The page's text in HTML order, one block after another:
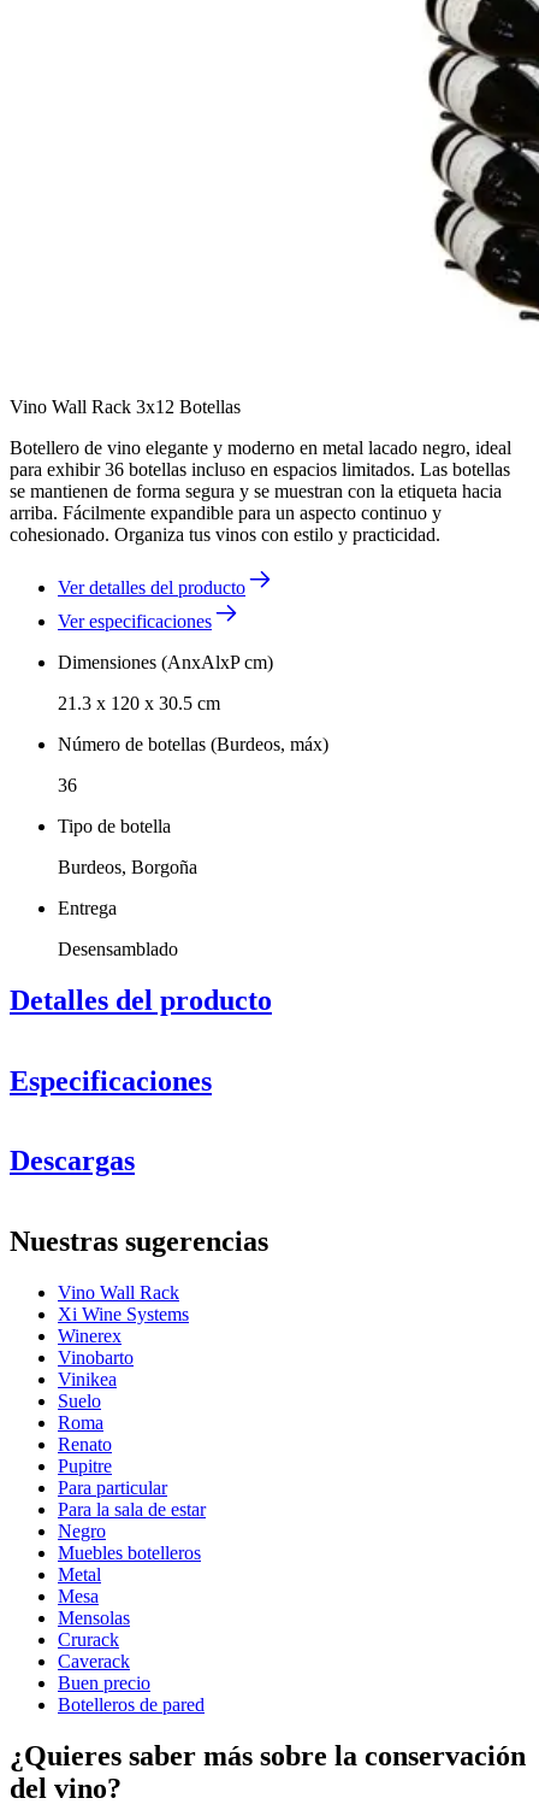
Vino Wall Rack 3x12 Botellas
Botellero de vino elegante y moderno en metal lacado negro, ideal
para exhibir 36 botellas incluso en espacios limitados. Las botellas
se mantienen de forma segura y se muestran con la etiqueta hacia
arriba. Fácilmente expandible para un aspecto continuo y
cohesionado. Organiza tus vinos con estilo y practicidad.
Ver detalles del producto
Ver especificaciones
Dimensiones (AnxAlxP cm)
21.3 x 120 x 30.5 cm
Número de botellas (Burdeos, máx)
36
Tipo de botella
Burdeos, Borgoña
Entrega
Desensamblado
Detalles del producto
Especificaciones
Número de producto
EntregaDesensamblado
ModularSí
ColocaciónPared
Botellas
Número de botellas (Burdeos, máx)
Tipo de botella
Dimensiones (AnxAlxP cm)
Altura (cm) 120
Ancho (cm)
Profundidad (cm)30.5
Peso (kg)
Descargas
Nuestras sugerencias
Vino Wall Rack
Xi Wine Systems
Winerex
Vinobarto
Vinikea
Suelo
Roma
Renato
Pupitre
Para particular
Para la sala de estar
Negro
Muebles botelleros
Metal
Mesa
Mensolas
Crurack
Caverack
Buen precio
Botelleros de pared
¿Quieres saber más sobre la conservación
del vino?